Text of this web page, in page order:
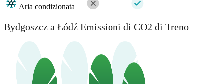
Aria condizionata
Bydgoszcz a Łódź Emissioni di CO2 di Treno